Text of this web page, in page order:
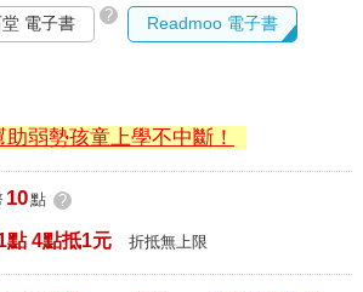
電子書 ? Readmoo 電子書
弱勢孩童上學不中斷！
10點 ?
點 4點抵1元 折抵無上限